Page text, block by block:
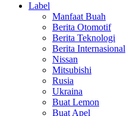
Label
Manfaat Buah
Berita Otomotif
Berita Teknologi
Berita Internasional
Nissan
Mitsubishi
Rusia
Ukraina
Buat Lemon
Buat Apel